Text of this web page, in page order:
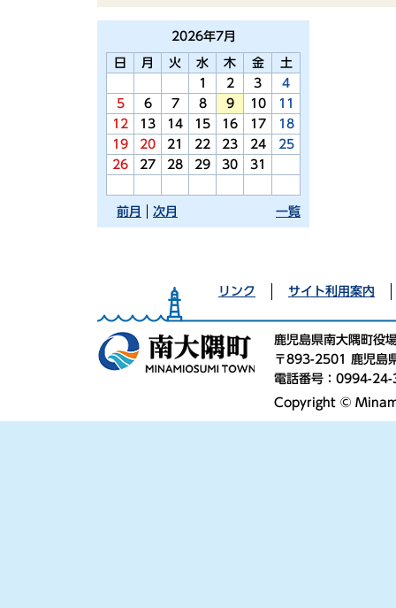
2026年7月
日 月 火 水 木 金
土
1
2 3
4
5
6 7 8 9 10
11
12
13 14 15 16 17
18
19
20 21 22 23 24
25
26
27 28 29 30 31
前月 一覧
次月
リンク サイト利用案内
鹿児島県南大隅町役
〒893-2501 鹿児島
電話番号：0994-
Copyright ©